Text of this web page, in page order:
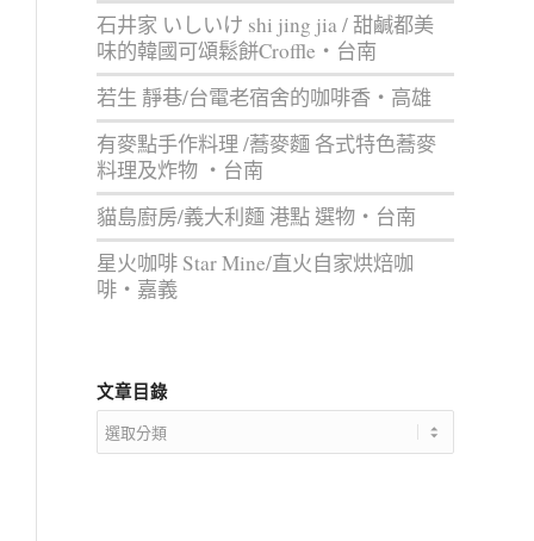
石井家 いしいけ shi jing jia / 甜鹹都美
味的韓國可頌鬆餅Croffle‧台南
若生 靜巷/台電老宿舍的咖啡香‧高雄
有麥點手作料理 /蕎麥麵 各式特色蕎麥
料理及炸物 ‧台南
貓島廚房/義大利麵 港點 選物‧台南
星火咖啡 Star Mine/直火自家烘焙咖
啡‧嘉義
文章目錄
文
章